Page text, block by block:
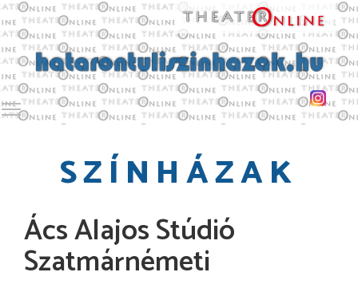
Toggle main menu visibility
SZÍNHÁZAK
Ács Alajos Stúdió
Szatmárnémeti